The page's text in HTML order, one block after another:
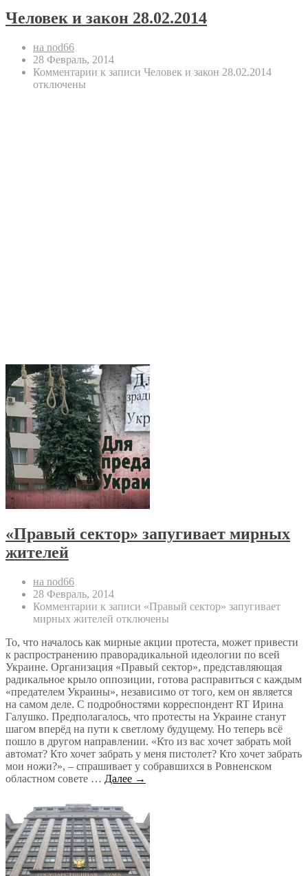
Человек и закон 28.02.2014
на nod66
28 Февраль, 2014
Комментарии к записи Человек и закон 28.02.2014
отключены
«Правый сектор» запугивает мирных
жителей
на nod66
28 Февраль, 2014
Комментарии к записи «Правый сектор» запугивает
мирных жителей отключены
То, что началось как мирные акции протеста, может привести
к распространению праворадикальной идеологии по всей
Украине. Организация «Правый сектор», представляющая
радикальное крыло оппозиции, готова расправиться с каждым
«предателем Украины», независимо от того, кем он является
на самом деле. С подробностями корреспондент RT Ирина
Галушко. Предполагалось, что протесты на Украине станут
шагом вперёд на пути к светлому будущему. Но теперь всё
пошло в другом направлении. «Кто из вас хочет забрать мой
автомат? Кто хочет забрать у меня пистолет? Кто хочет забрать
мои ножи?», – спрашивает у собравшихся в Ровненском
областном совете … Далее →